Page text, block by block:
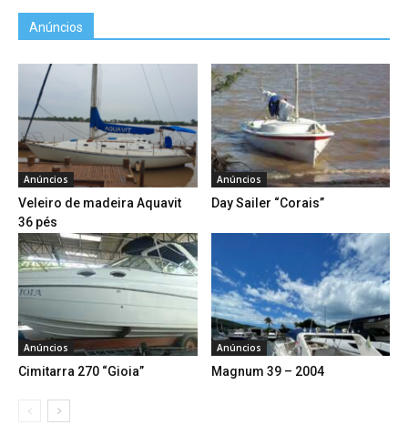
Anúncios
Anúncios
Veleiro de madeira Aquavit
36 pés
Anúncios
Day Sailer “Corais”
Anúncios
Cimitarra 270 “Gioia”
Anúncios
Magnum 39 – 2004